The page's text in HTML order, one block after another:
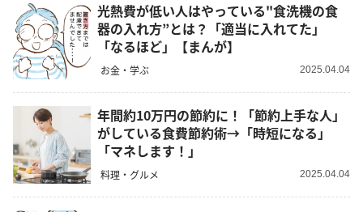
光熱費が低い人はやっている"食洗機の食
器の入れ方”とは？「適当に入れてた」
「なるほど」【まんが】
お金・学ぶ 2025.04.04
年間約10万円の節約に！「節約上手な人」
がしている食費節約術→「時短になる」
「マネします！」
料理・グルメ 2025.04.04